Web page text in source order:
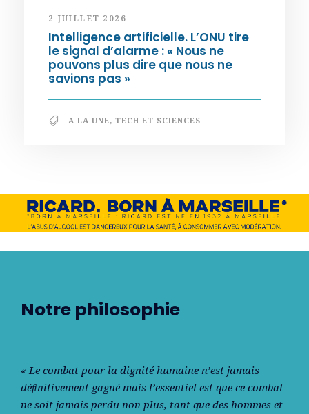
2 JUILLET 2026
Intelligence artificielle. L’ONU tire
le signal d’alarme : « Nous ne
pouvons plus dire que nous ne
savions pas »
A LA UNE, TECH ET SCIENCES
Notre philosophie
« Le combat pour la dignité humaine n’est jamais
déﬁnitivement gagné mais l’essentiel est que ce combat
ne soit jamais perdu non plus, tant que des hommes et